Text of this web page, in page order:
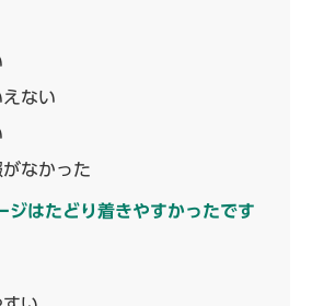
ない
なかった
ジはたどり着きやすかったです